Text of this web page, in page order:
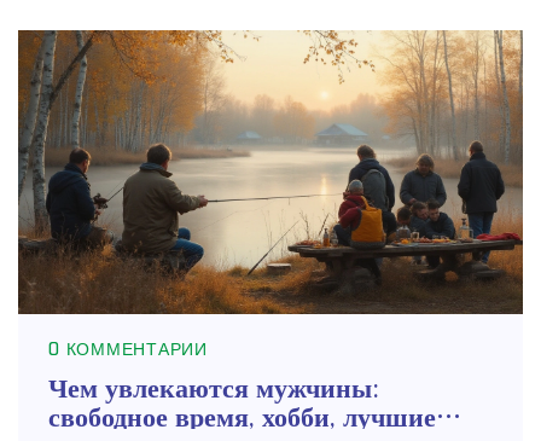
0 КОММЕНТАРИИ
Чем увлекаются мужчины:
свободное время, хобби, лучшие